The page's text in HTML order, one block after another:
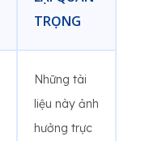
TRỌNG
Những tài
liệu này ảnh
hưởng trực